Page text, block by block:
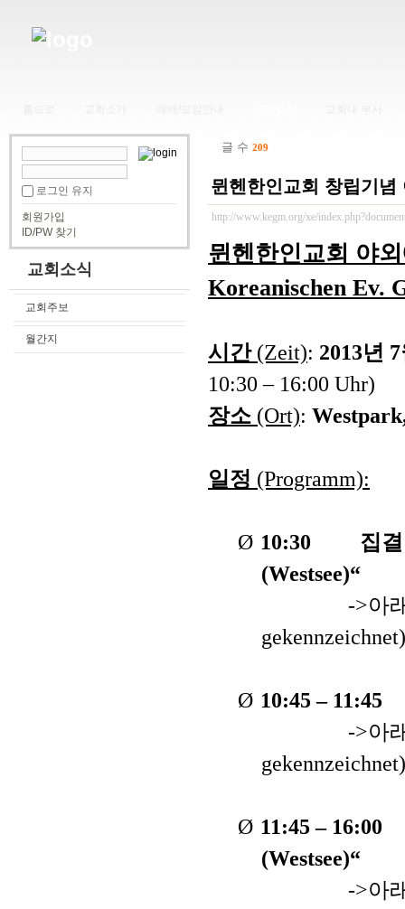
로그인 유지
회원가입
ID/PW 찾기
교회소식
교회주보
월간지
글 수 209
뮌헨한인교회 창립기
http://www.kegm.org/xe/
뮌헨한인교회 야
Koreanischen Ev.
시간(Zeit): 2013년 7
10:30 – 16:00 Uhr)
장소 (Ort):
일정 (Programm):
Ø 10:30 집결
(Westsee)“
->아
Ø 10:45 – 11:45
->아
Ø 11:45 – 16:00
(Westsee)“
->아